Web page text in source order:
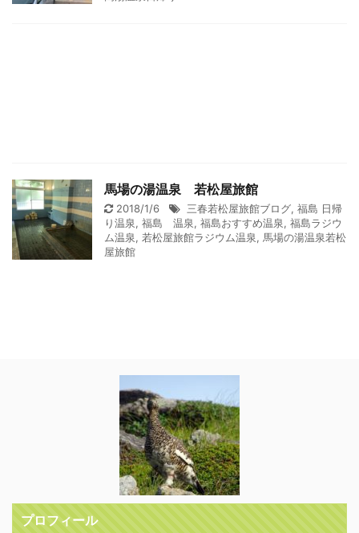
馬場の湯温泉 若松屋旅館
2018/1/6 三春若松屋旅館ブログ, 福島 日帰
り温泉, 福島 温泉, 福島おすすめ温泉, 福島ラジウ
ム温泉, 若松屋旅館ラジウム温泉, 馬場の湯温泉若松
屋旅館
プロフィール